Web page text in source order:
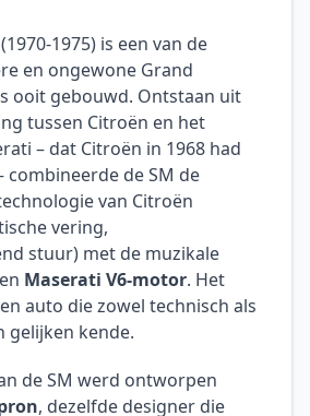
(1970-1975) is een van de
en ongewone Grand
ooit gebouwd. Ontstaan uit
tussen Citroën en het
– dat Citroën in 1968 had
combineerde de SM de
van Citroën
vering,
stuur) met de muzikale
Maserati V6-motor. Het
auto die zowel technisch als
gelijken kende.
de SM werd ontworpen
, dezelfde designer die